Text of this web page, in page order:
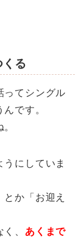
る
ってシングル
です。
にしていま
か「お迎え
、 あくまで